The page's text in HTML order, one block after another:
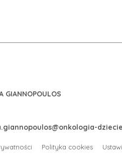
GIANNOPOULOS
Polityka cookies